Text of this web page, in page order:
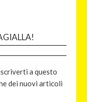
a questo
dei nuovi articoli